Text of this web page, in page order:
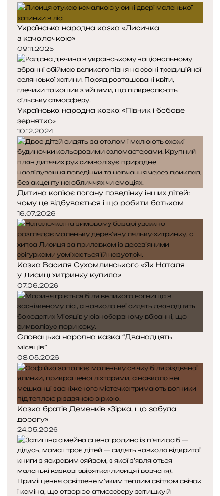
Українська народна казка «Лисичка
з качалочкою»
09.11.2025
Українська народна казка «Півник і бобове
зернятко»
10.12.2024
Дитина копіює погану поведінку інших дітей:
чому це відбувається і що робити батькам
16.07.2026
Казка Василя Сухомлинського «Як Наталя
у Лисиці хитринку купила»
07.06.2026
Словацька народна казка “Дванадцять
місяців”
08.05.2026
Казка братів Деменків «Зірка, що забула
дорогу»
24.05.2026